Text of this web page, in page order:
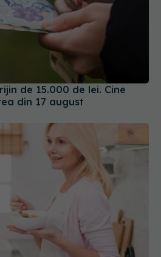
de 15.000 de lei. Cine
din 17 august